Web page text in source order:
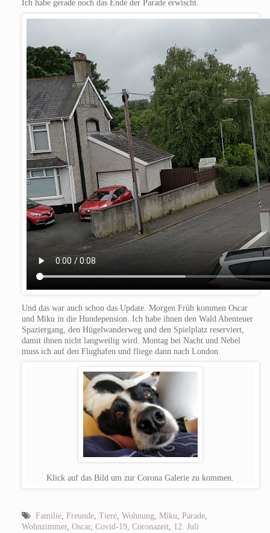
Ich habe gerade noch das Ende der Parade erwischt.
Und das war auch schon das Update. Morgen Früh kommen Oscar
und Miku in die Hundepension. Ich habe ihnen den Wald Abenteuer
Spaziergang, den Hügelwanderweg und den Spielplatz reserviert,
damit ihnen nicht langweilig wird. Montag bei Nacht und Nebel
muss ich auf den Flughafen und fliege dann nach London.
Klick auf das Bild um zur Corona Galerie zu kommen.
Familie, Freunde, Tiere, Wohnung, Miku, Parade,
Wohnzimmer, Oscar, Covid-19, Coronazeit, 12. Juli